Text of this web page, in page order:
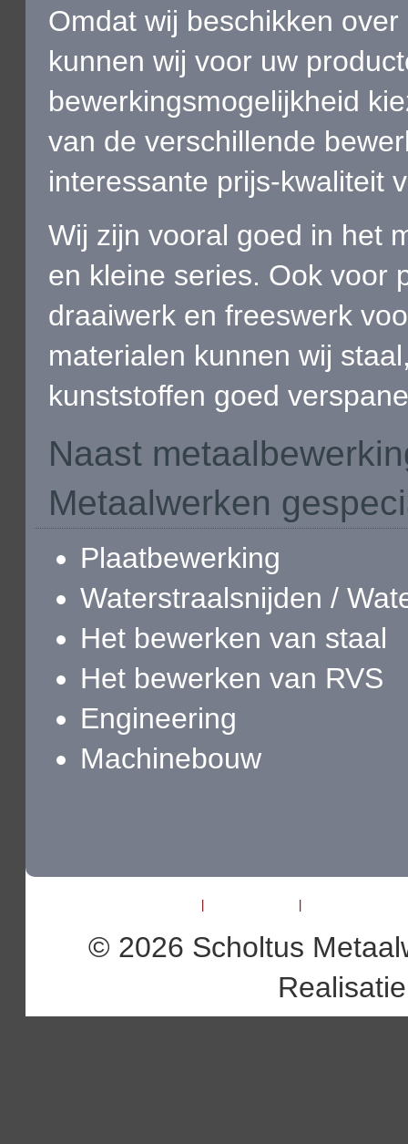
Omdat wij beschikken
kunnen wij voor uw
bewerkingsmogelijkheid
van de verschillende
interessante prijs-kwaliteit
Wij zijn vooral goed in het
en kleine series. Ook voor
draaiwerk en freeswerk
materialen kunnen wij
kunststoffen goed
Naast
Metaalwerken
Plaatbewerking
Waterstraalsnijden /
Het bewerken van staal
Het bewerken van RVS
Engineering
Machinebouw
© 2026 Scholtus